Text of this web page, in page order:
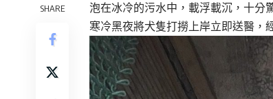
SHARE
泡在冰冷的污水中，載浮載沉，十分
寒冷黑夜將犬隻打撈上岸立即送醫，